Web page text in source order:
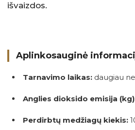
išvaizdos.
Aplinkosauginė
Tarnavimo laikas: daugiau
Anglies dioksido emisija
Perdirbtų medžiagų kiekis: